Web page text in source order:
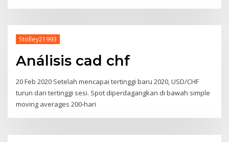
Stolley21993
Análisis cad chf
20 Feb 2020 Setelah mencapai tertinggi baru 2020, USD/CHF
turun dari tertinggi sesi. Spot diperdagangkan di bawah simple
moving averages 200-hari